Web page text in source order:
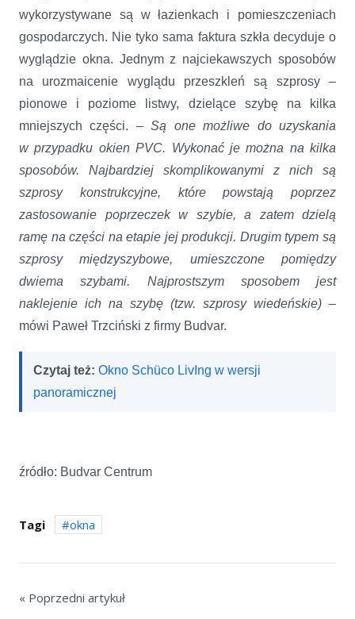
wykorzystywane są w łazienkach i pomieszczeniach
gospodarczych. Nie tyko sama faktura szkła decyduje o
wyglądzie okna. Jednym z najciekawszych sposobów
na urozmaicenie wyglądu przeszkleń są szprosy –
pionowe i poziome listwy, dzielące szybę na kilka
mniejszych części. –Są one możliwe do uzyskania
w przypadku okien PVC. Wykonać je można na kilka
sposobów. Najbardziej skomplikowanymi z nich są
szprosy konstrukcyjne, które powstają poprzez
zastosowanie poprzeczek w szybie, a zatem dzielą
ramę na części na etapie jej produkcji. Drugim typem są
szprosy międzyszybowe, umieszczone pomiędzy
dwiema szybami. Najprostszym sposobem jest
naklejenie ich na szybę (tzw. szprosy wiedeńskie) –
mówi Paweł Trzciński z firmy Budvar.
Czytaj też: Okno Schüco LivIng w wersji
panoramicznej
źródło: Budvar Centrum
Tagi okna
« Poprzedni artykuł